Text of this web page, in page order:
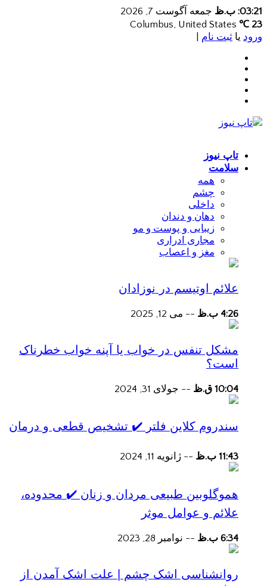
03:21: ب.ظ
جمعه آگوست 7, 2026
23 ℃
ورود یا ثبت نام
تاپ نیوز
سلامت
همه
چشم
داخلی
دهان و دندان
زیبایی و پوست و مو
مجاری ادراری
مغز و اعصاب
علائم اوتیسم در نوزادان
4:26 ب.ظ -- می 12, 2025
مشکل تنفس در خواب یا آپنه خواب خطرناک
است؟
10:04 ق.ظ -- جولای 31, 2024
سندروم کلاین فلتر ✔️ تشخیص قطعی و درمان
11:43 ب.ظ -- ژانویه 11, 2024
هموگلوبین طبیعی مردان و زنان ✔️ محدوده،
علائم و عوامل موثر
6:34 ب.ظ -- نوامبر 28, 2023
روانشناسی اشک چشم | علت اشک آمدن از